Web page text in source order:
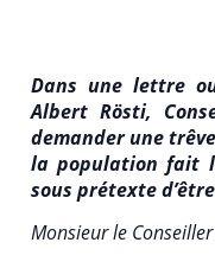
Dans une lettre
Albert Rösti,
demander une
la population fait
sous prétexte
Monsieur le